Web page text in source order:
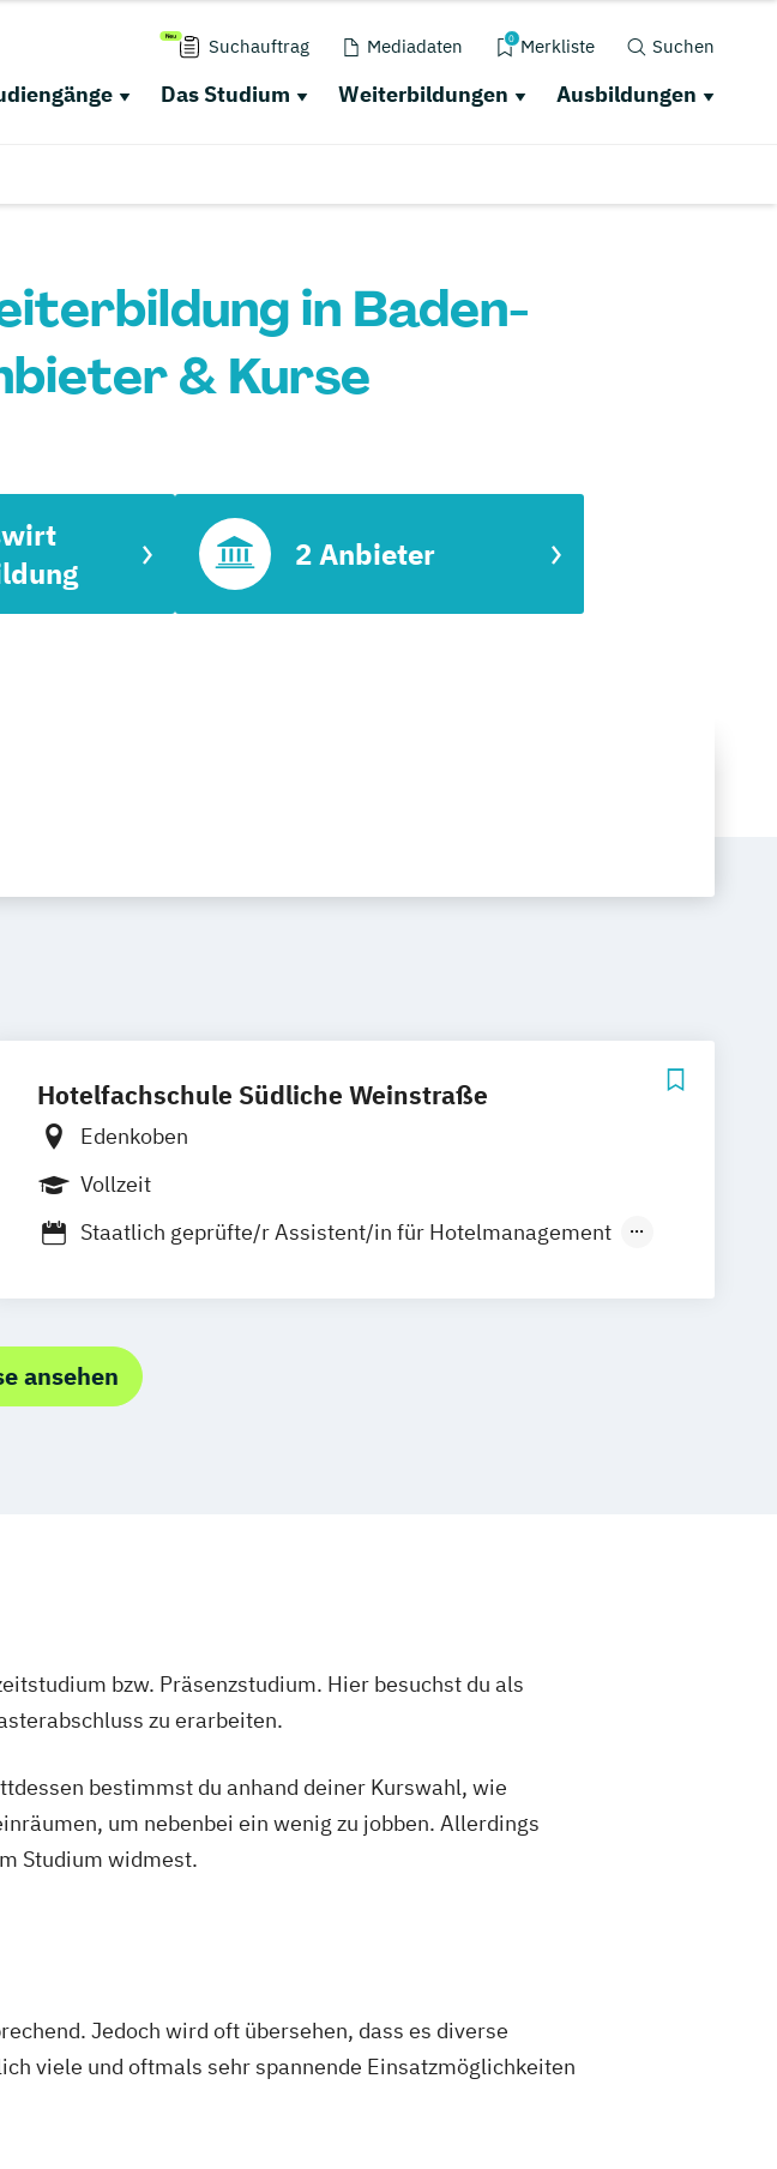
Suchauftrag Mediadaten 0 Merkliste Suchen
Das Studium Weiterbildungen Ausbildungen
in Baden-
& Kurse
2 Anbieter
Hotelfachschule Südliche Weinstraße
Edenkoben
Vollzeit
Staatlich geprüfte/r Assistent/in für Hotelmanagement
Hotelbetriebswirtschaft und Hotelmanagement
ansehen
bzw. Präsenzstudium. Hier besuchst du als
zu erarbeiten.
bestimmst du anhand deiner Kurswahl, wie
um nebenbei ein wenig zu jobben. Allerdings
Studium widmest.
Jedoch wird oft übersehen, dass es diverse
viele und oftmals sehr spannende Einsatzmöglichkeiten